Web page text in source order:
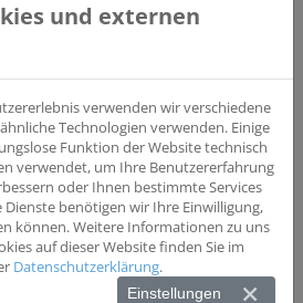
partner, um eine gute
Unser Qualitätszirkel soll vor
kennenzulernen und die
Ihre Zusage und Ihr Kommen würden
Sie imVeranstaltungsflyer.
und externen
verwenden wir verschiedene
Technologien verwenden. Einige
Funktion der Website technisch
verwendet, um Ihre Benutzererfahrung
oder Ihnen bestimmte Services
Dienste benötigen wir Ihre Einwilligung,
können. Weitere Informationen zu uns
auf dieser Website finden Sie im
Datenschutzerklärung.
Einstellungen